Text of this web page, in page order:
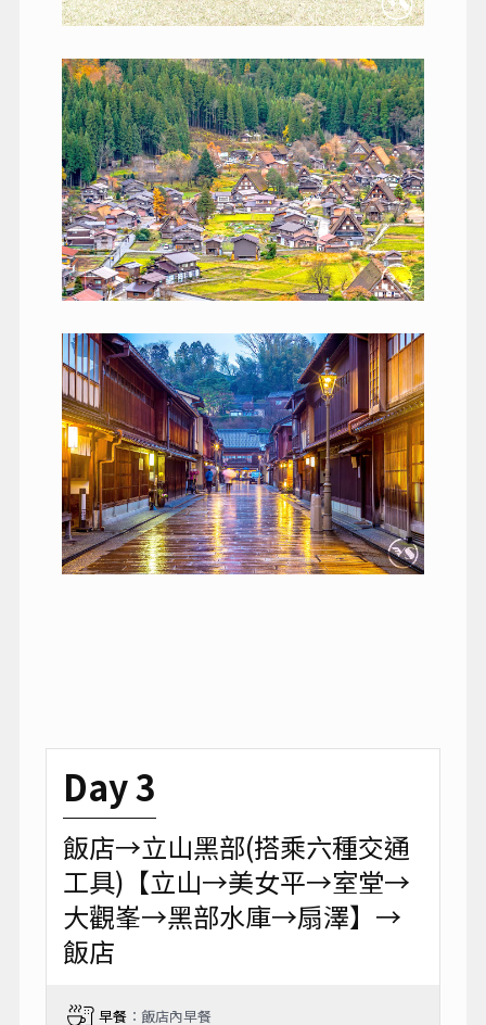
Day 3
飯店→立山黑部(搭乘六種交通
工具)【立山→美女平→室堂→
大觀峯→黑部水庫→扇澤】→
飯店
早餐：飯店內早餐